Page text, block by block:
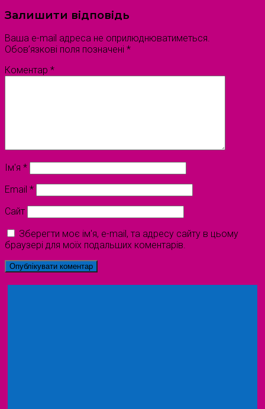
Залишити відповідь
Ваша e-mail адреса не оприлюднюватиметься.
Обов’язкові поля позначені *
Коментар *
Ім'я *
Email *
Сайт
Зберегти моє ім'я, e-mail, та адресу сайту в цьому
браузері для моїх подальших коментарів.